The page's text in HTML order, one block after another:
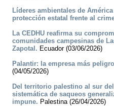
Líderes ambientales de
protección estatal frente al
La CEDHU reafirma su
comunidades campesinas de
Zapotal. Ecuador (03/06/2026)
Palantir: la empresa más
(04/05/2026)
Del territorio palestino al sur
sistemática de saqueos
impune. Palestina (26/04/2026)